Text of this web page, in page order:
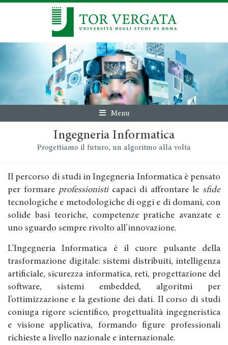
Menu
Ingegneria Informatica
Progettiamo il futuro, un algoritmo alla volta
Il percorso di studi in Ingegneria Informatica è pensato
per formare professionisticapaci di affrontare le sfide
tecnologiche e metodologiche di oggi e di domani, con
solide basi teoriche, competenze pratiche avanzate e
uno sguardo sempre rivolto all’innovazione.
L’Ingegneria Informatica è il cuore pulsante della
trasformazione digitale: sistemi distribuiti, intelligenza
artificiale, sicurezza informatica, reti, progettazione del
software, sistemi embedded, algoritmi per
l’ottimizzazione e la gestione dei dati. Il corso di studi
coniuga rigore scientifico, progettualità ingegneristica
e visione applicativa, formando figure professionali
richieste a livello nazionale e internazionale.